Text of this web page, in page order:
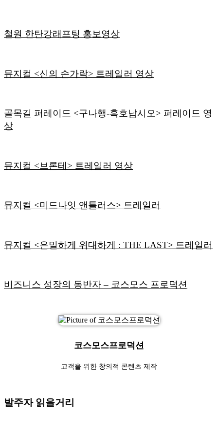
철원 한탄강래프팅 홍보영상
뮤지컬 <신의 손가락> 트레일러 영상
골목길 퍼레이드 <구나행-흑호납시오> 퍼레이드 영
상
뮤지컬 <브론테> 트레일러 영상
뮤지컬 <미드나잇 앤틀러스> 트레일러
뮤지컬 <은밀하게 위대하게 : THE LAST> 트레일러
비즈니스 성장의 동반자 – 코스모스 프로덕션
코스모스프로덕션
고객을 위한 창의적 콘텐츠 제작
발주자 읽을거리